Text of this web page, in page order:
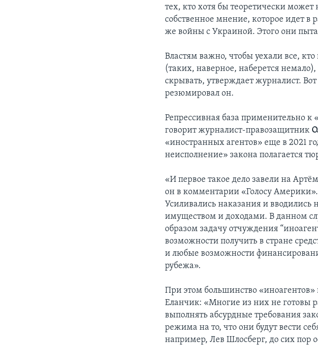
тех, кто хотя бы теоретически
собственное мнение, которое идет в
же войны с Украиной. Этого они
Властям важно, чтобы уехали все,
(таких, наверное, наберется немало),
скрывать, утверждает журналист.
резюмировал он.
Репрессивная база применительно
говорит журналист-правозащитник
«иностранных агентов» еще в 2021
неисполнение» закона полагается
«И первое такое дело завели на
он в комментарии «Голосу
Усиливались наказания и
имуществом и доходами. В данном
образом задачу отчуждения
возможности получить в стране
и любые возможности
рубежа».
При этом большинство «иноагентов»
Еланчик: «Многие из них не готовы
выполнять абсурдные требования
режима на то, что они будут вести
например, Лев Шлосберг, до сих пор